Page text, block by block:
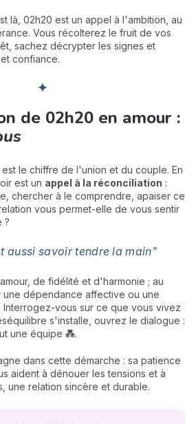
là, 02h20 est un appel à l'ambition, au
Vous récolterez le fruit de vos
sachez décrypter les signes et
confiance.
✦
de 02h20 en amour :
le chiffre de l'union et du couple. En
est un appel à la réconciliation :
chercher à le comprendre, apaiser ce
vous permet-elle de vous sentir
?
aussi savoir tendre la main"
de fidélité et d'harmonie ; au
une dépendance affective ou une
Interrogez-vous sur ce que vous vivez
s'installe, ouvrez le dialogue :
une équipe 💑.
dans cette démarche : sa patience
aident à dénouer les tensions et à
une relation sincère et durable.